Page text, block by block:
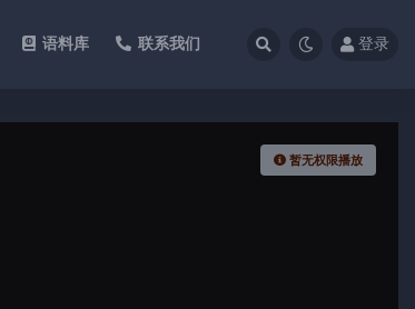
语料库 联系我们 登录
暂无权限播放